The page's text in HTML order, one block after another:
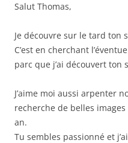
Salut Thomas,
Je découvre sur le tard ton
C’est en cherchant
parc que j’ai découvert ton
J’aime moi aussi arpenter
recherche de belles
an.
Tu sembles passionné et